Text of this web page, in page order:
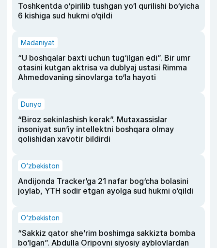
Toshkentda o‘pirilib tushgan yo‘l qurilishi bo‘yicha
6 kishiga sud hukmi o‘qildi
Madaniyat
“U boshqalar baxti uchun tug‘ilgan edi”. Bir umr
otasini kutgan aktrisa va dublyaj ustasi Rimma
Ahmedovaning sinovlarga to‘la hayoti
Dunyo
“Biroz sekinlashish kerak”. Mutaxassislar
insoniyat sun’iy intellektni boshqara olmay
qolishidan xavotir bildirdi
O‘zbekiston
Andijonda Tracker’ga 21 nafar bog‘cha bolasini
joylab, YTH sodir etgan ayolga sud hukmi o‘qildi
O‘zbekiston
“Sakkiz qator she’rim boshimga sakkizta bomba
bo‘lgan”. Abdulla Oripovni siyosiy ayblovlardan